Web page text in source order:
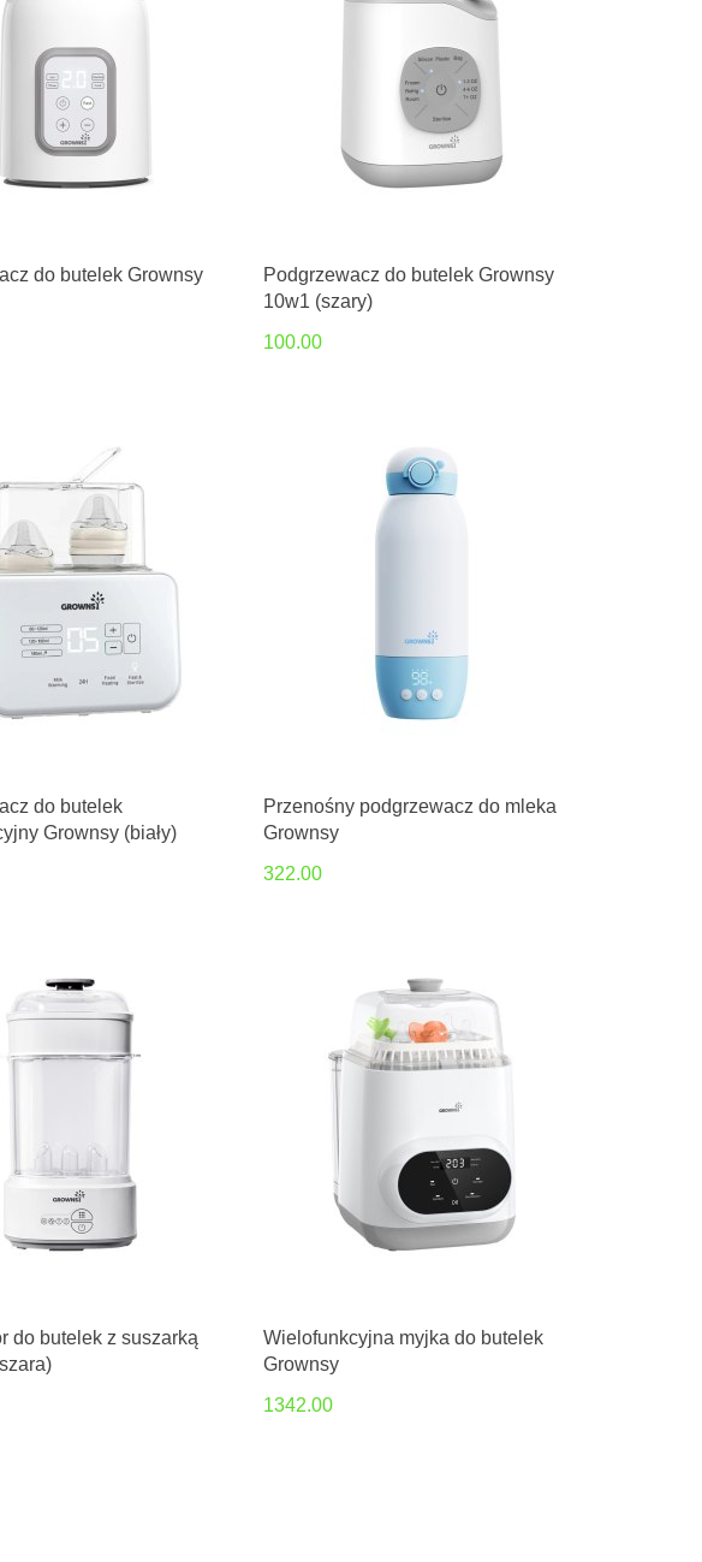
do butelek Grownsy
Podgrzewacz do butelek Grownsy
10w1 (szary)
100.00
do butelek
Grownsy (biały)
Przenośny podgrzewacz do mleka
Grownsy
322.00
do butelek z suszarką
Wielofunkcyjna myjka do butelek
Grownsy
1342.00